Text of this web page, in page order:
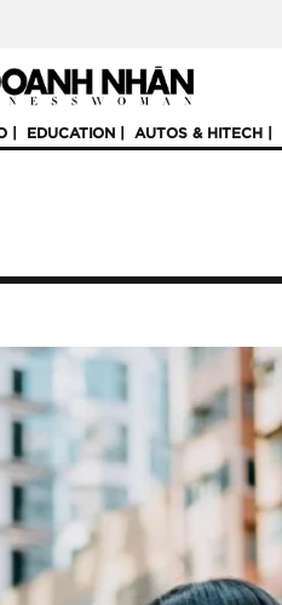
EDUCATION AUTOS & HITECH